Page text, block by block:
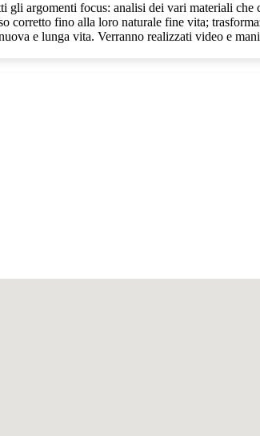
argomenti focus: analisi dei vari materiali
corretto fino alla loro naturale fine vita;
e lunga vita. Verranno realizzati video e